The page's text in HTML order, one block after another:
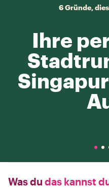
6 Gründe,
Ihre
Was du das kannst